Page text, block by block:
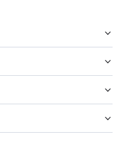
pozwala uzyskać
twarzy i nadaje cerze
połączeniu z satynowym
doskonale
STEARATE,
OCTYLDODECYL
CAPRIC TRIGLYCERIDE,
TRIMETHICONE,
opalenizny, nabierz